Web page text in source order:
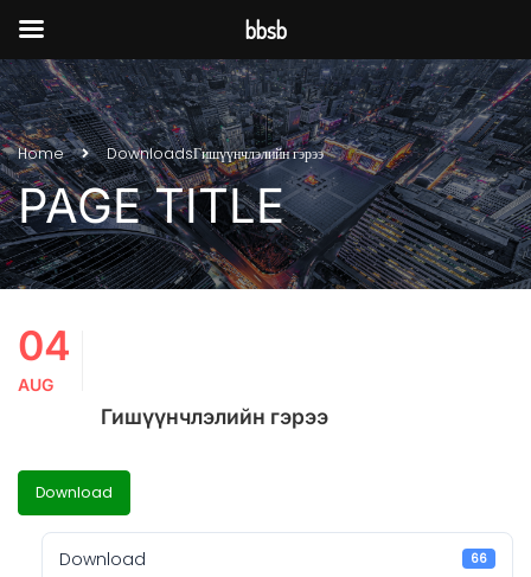
Home DownloadsГишүүнчлэлийн гэрээ
PAGE TITLE
04
AUG
Гишүүнчлэлийн гэрээ
Download
Download 66
bbsb